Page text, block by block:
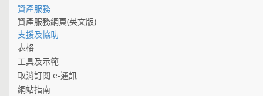
資產服務
資產服務網頁(英文版)
支援及協助
表格
工具及示範
取消訂閱 e-通訊
網站指南